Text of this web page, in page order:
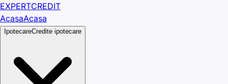
EXPERTCREDIT
AcasaAcasa
IpotecareCredite ipotecare